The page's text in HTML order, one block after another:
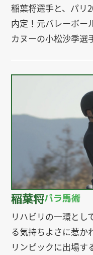
稲葉将選手と、パリ
内定！元バレーボー
カヌーの小松沙季選
稲葉将パラ馬術
リハビリの一環と
る気持ちよさに惹か
リンピックに出場す